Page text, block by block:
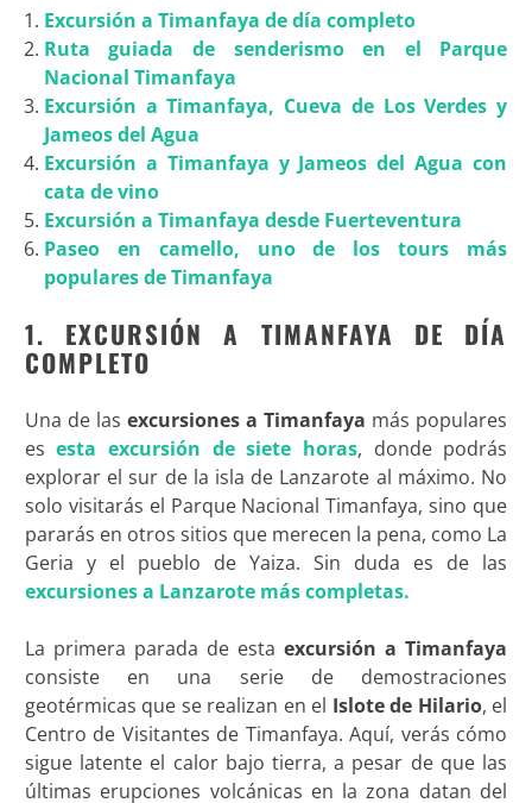
Excursión a Timanfaya de día completo
Ruta guiada de senderismo en el Parque
Nacional Timanfaya
Excursión a Timanfaya, Cueva de Los Verdes y
Jameos del Agua
Excursión a Timanfaya y Jameos del Agua con
cata de vino
Excursión a Timanfaya desde Fuerteventura
Paseo en camello, uno de los tours más
populares de Timanfaya
1. EXCURSIÓN A TIMANFAYA DE DÍA
COMPLETO
Una de las excursiones a Timanfaya más populares
esesta excursión de siete horas, donde podrás
explorar el sur de la isla de Lanzarote al máximo. No
solo visitarás el Parque Nacional Timanfaya, sino que
pararás en otros sitios que merecen la pena, como La
Geria y el pueblo de Yaiza. Sin duda es de las
excursiones a Lanzarote más completas.
La primera parada de estaexcursión a Timanfaya
consiste en una serie de demostraciones
geotérmicas que se realizan en el Islote de Hilario, el
Centro de Visitantes de Timanfaya. Aquí, verás cómo
sigue latente el calor bajo tierra, a pesar de que las
últimas erupciones volcánicas en la zona datan del